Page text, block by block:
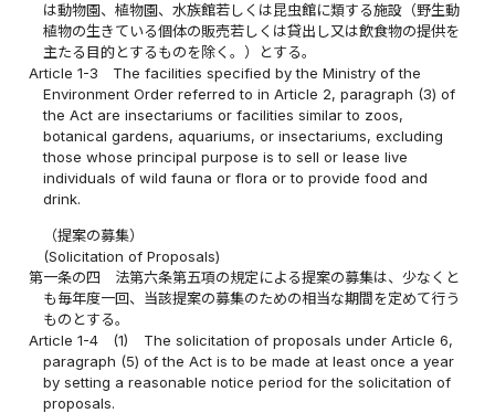
は動物園、植物園、水族館若しくは昆虫館に類する施設（野生動
植物の生きている個体の販売若しくは貸出し又は飲食物の提供を
主たる目的とするものを除く。）とする。
Article 1-3
The facilities specified by the Ministry of the
Environment Order referred to in Article 2, paragraph (3) of
the Act are insectariums or facilities similar to zoos,
botanical gardens, aquariums, or insectariums, excluding
those whose principal purpose is to sell or lease live
individuals of wild fauna or flora or to provide food and
drink.
（提案の募集）
(Solicitation of Proposals)
第一条の四
法第六条第五項の規定による提案の募集は、少なくと
も毎年度一回、当該提案の募集のための相当な期間を定めて行う
ものとする。
Article 1-4
(1)
The solicitation of proposals under Article 6,
paragraph (5) of the Act is to be made at least once a year
by setting a reasonable notice period for the solicitation of
proposals.